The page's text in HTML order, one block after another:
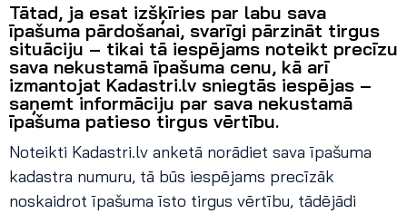
Tātad, ja esat izšķīries par labu sava
īpašuma pārdošanai, svarīgi pārzināt tirgus
situāciju – tikai tā iespējams noteikt precīzu
sava nekustamā īpašuma cenu, kā arī
izmantojat Kadastri.lv sniegtās iespējas –
saņemt informāciju par sava nekustamā
īpašuma patieso tirgus vērtību.
Noteikti Kadastri.lv anketā norādiet sava īpašuma
kadastra numuru, tā būs iespējams precīzāk
noskaidrot īpašuma īsto tirgus vērtību, tādējādi